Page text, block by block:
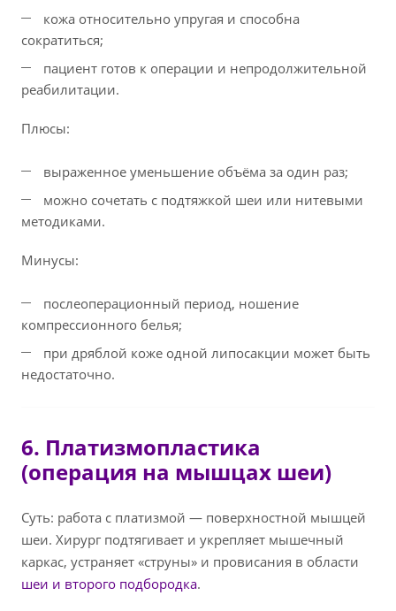
кожа относительно упругая и способна
сократиться;
пациент готов к операции и непродолжительной
реабилитации.
Плюсы:
выраженное уменьшение объёма за один раз;
можно сочетать с подтяжкой шеи или нитевыми
методиками.
Минусы:
послеоперационный период, ношение
компрессионного белья;
при дряблой коже одной липосакции может быть
недостаточно.
6. Платизмопластика
(операция на мышцах шеи)
Суть: работа с платизмой — поверхностной мышцей
шеи. Хирург подтягивает и укрепляет мышечный
каркас, устраняет «струны» и провисания в области
шеи и второго подбородка.